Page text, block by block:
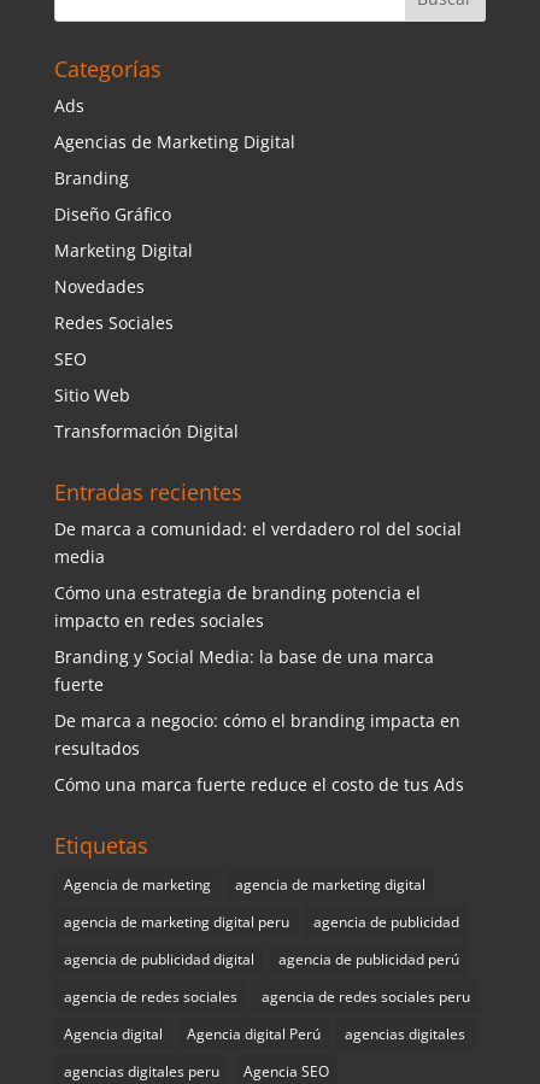
Categorías
Ads
Agencias de Marketing Digital
Branding
Diseño Gráfico
Marketing Digital
Novedades
Redes Sociales
SEO
Sitio Web
Transformación Digital
Entradas recientes
De marca a comunidad: el verdadero rol del social
media
Cómo una estrategia de branding potencia el
impacto en redes sociales
Branding y Social Media: la base de una marca
fuerte
De marca a negocio: cómo el branding impacta en
resultados
Cómo una marca fuerte reduce el costo de tus Ads
Etiquetas
Agencia de marketing
agencia de marketing digital
agencia de marketing digital peru
agencia de publicidad
agencia de publicidad digital
agencia de publicidad perú
agencia de redes sociales
agencia de redes sociales peru
Agencia digital
Agencia digital Perú
agencias digitales
agencias digitales peru
Agencia SEO